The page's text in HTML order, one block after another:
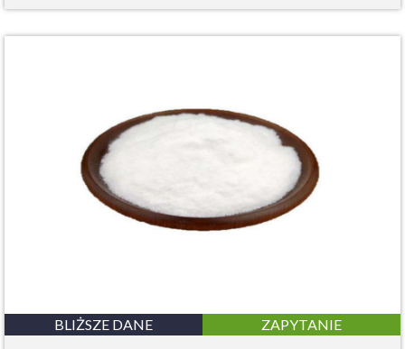
BLIŻSZE DANE ZAPYTANIE